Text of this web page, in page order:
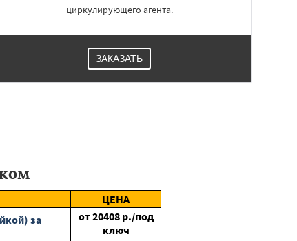
циркулирующего агента.
ЗАКАЗАТЬ
ЦЕНА
за
от20408 р./под
ключ